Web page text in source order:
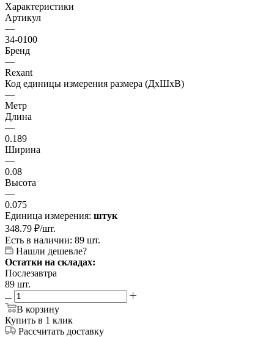
Характеристики
Артикул
—
34-0100
Бренд
—
Rexant
Код единицы измерения размера (ДхШхВ)
—
Метр
Длина
—
0.189
Ширина
—
0.08
Высота
—
0.075
Единица измерения: штук
348.79 ₽/шт.
Есть в наличии: 89 шт.
Нашли дешевле?
Остатки на складах:
Послезавтра
89 шт.
В корзину
Купить в 1 клик
Рассчитать доставку